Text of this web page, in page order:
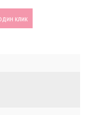
клик